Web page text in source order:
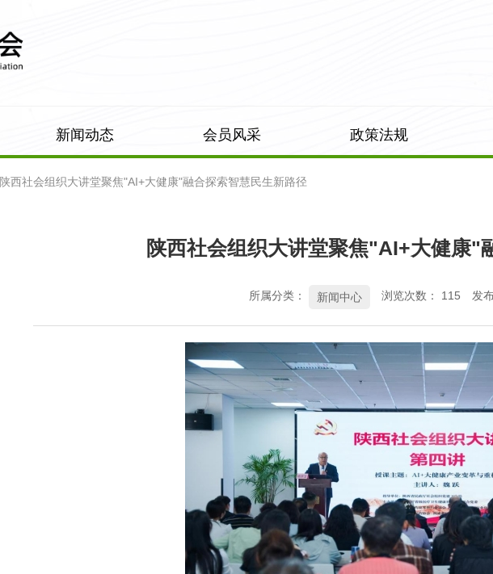
新闻动态 会员风采 政策法规
陕西社会组织大讲堂聚焦"AI+大健康"融合探索智慧民生新路径
陕西社会组织大讲堂聚焦"AI+大健康"
所属分类： 新闻中心 浏览次数： 115 发